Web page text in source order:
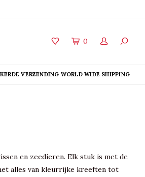
0
VERZENDING WORLD WIDE SHIPPING
en zeedieren. Elk stuk is met de
alles van kleurrijke kreeften tot